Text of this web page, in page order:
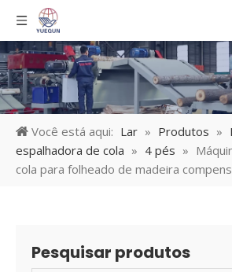
Você está aqui: Lar » Produtos »
espalhadora de cola » 4 pés »
cola para folheado de madeira
Pesquisar produtos